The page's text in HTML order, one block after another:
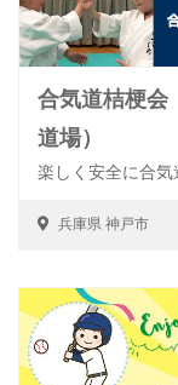
合気道桔梗
道場）
楽しく安全に合
兵庫県 神戸市